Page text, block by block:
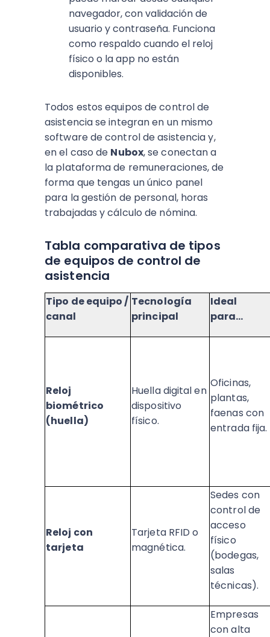
navegador, con validación de
usuario y contraseña. Funciona
como respaldo cuando el reloj
físico o la app no están
disponibles.
Todos estos equipos de control de
asistencia se integran en un mismo
software de control de asistencia y,
en el caso de Nubox, se conectan a
la plataforma de remuneraciones, de
forma que tengas un único panel
para la gestión de personal, horas
trabajadas y cálculo de nómina.
Tabla comparativa de tipos
de equipos de control de
asistencia
Tipo de equipo /
canal
Tecnología
principal
Ideal
para…
Reloj
biométrico
(huella)
Huella digital en
dispositivo
físico.
Oficinas,
plantas,
faenas con
entrada fija.
Reloj con
tarjeta
Tarjeta RFID o
magnética.
Sedes con
control de
acceso
físico
(bodegas,
salas
técnicas).
Empresas
con alta